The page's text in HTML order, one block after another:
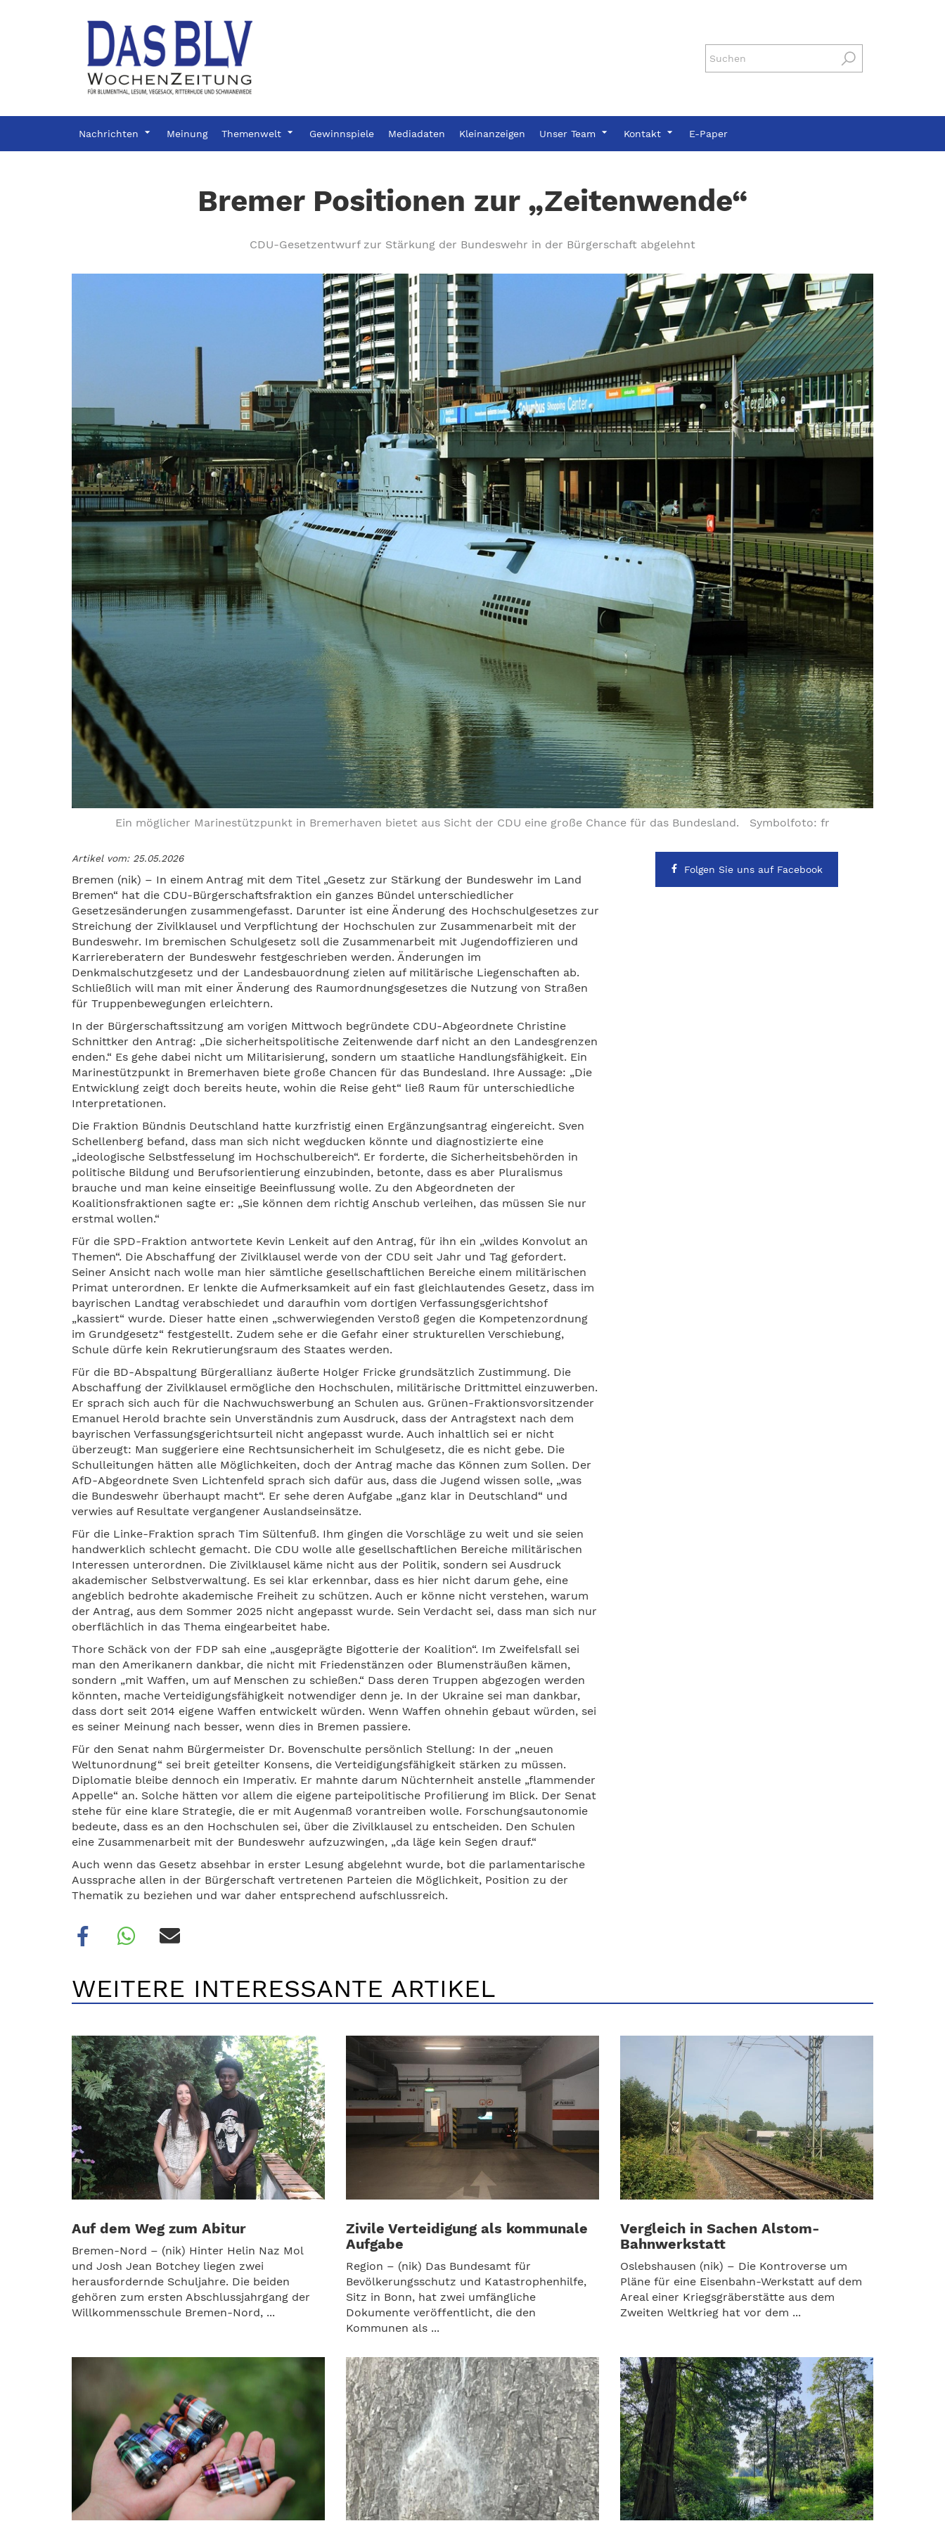
Nachrichten Meinung Themenwelt Gewinnspiele Mediadaten Kleinanzeigen Unser Team Kontakt E-Paper
Bremer Positionen zur „Zeitenwende“
CDU-Gesetzentwurf zur Stärkung der Bundeswehr in der Bürgerschaft abgelehnt
Ein möglicher Marinestützpunkt in Bremerhaven bietet aus Sicht der CDU eine große Chance für das Bundesland. Symbolfoto: fr
Artikel vom: 25.05.2026
Bremen (nik) – In einem Antrag mit dem Titel „Gesetz zur Stärkung der Bundeswehr im Land
Bremen“ hat die CDU-Bürgerschaftsfraktion ein ganzes Bündel unterschiedlicher
Gesetzesänderungen zusammengefasst. Darunter ist eine Änderung des Hochschulgesetzes zur
Streichung der Zivilklausel und Verpflichtung der Hochschulen zur Zusammenarbeit mit der
Bundeswehr. Im bremischen Schulgesetz soll die Zusammenarbeit mit Jugendoffizieren und
Karriereberatern der Bundeswehr festgeschrieben werden. Änderungen im
Denkmalschutzgesetz und der Landesbauordnung zielen auf militärische Liegenschaften ab.
Schließlich will man mit einer Änderung des Raumordnungsgesetzes die Nutzung von Straßen
für Truppenbewegungen erleichtern.
In der Bürgerschaftssitzung am vorigen Mittwoch begründete CDU-Abgeordnete Christine
Schnittker den Antrag: „Die sicherheitspolitische Zeitenwende darf nicht an den Landesgrenzen
enden.“ Es gehe dabei nicht um Militarisierung, sondern um staatliche Handlungsfähigkeit. Ein
Marinestützpunkt in Bremerhaven biete große Chancen für das Bundesland. Ihre Aussage: „Die
Entwicklung zeigt doch bereits heute, wohin die Reise geht“ ließ Raum für unterschiedliche
Interpretationen.
Die Fraktion Bündnis Deutschland hatte kurzfristig einen Ergänzungsantrag eingereicht. Sven
Schellenberg befand, dass man sich nicht wegducken könnte und diagnostizierte eine
„ideologische Selbstfesselung im Hochschulbereich“. Er forderte, die Sicherheitsbehörden in
politische Bildung und Berufsorientierung einzubinden, betonte, dass es aber Pluralismus
brauche und man keine einseitige Beeinflussung wolle. Zu den Abgeordneten der
Koalitionsfraktionen sagte er: „Sie können dem richtig Anschub verleihen, das müssen Sie nur
erstmal wollen.“
Für die SPD-Fraktion antwortete Kevin Lenkeit auf den Antrag, für ihn ein „wildes Konvolut an
Themen“. Die Abschaffung der Zivilklausel werde von der CDU seit Jahr und Tag gefordert.
Seiner Ansicht nach wolle man hier sämtliche gesellschaftlichen Bereiche einem militärischen
Primat unterordnen. Er lenkte die Aufmerksamkeit auf ein fast gleichlautendes Gesetz, dass im
bayrischen Landtag verabschiedet und daraufhin vom dortigen Verfassungsgerichtshof
„kassiert“ wurde. Dieser hatte einen „schwerwiegenden Verstoß gegen die Kompetenzordnung
im Grundgesetz“ festgestellt. Zudem sehe er die Gefahr einer strukturellen Verschiebung,
Schule dürfe kein Rekrutierungsraum des Staates werden.
Für die BD-Abspaltung Bürgerallianz äußerte Holger Fricke grundsätzlich Zustimmung. Die
Abschaffung der Zivilklausel ermögliche den Hochschulen, militärische Drittmittel einzuwerben.
Er sprach sich auch für die Nachwuchswerbung an Schulen aus. Grünen-Fraktionsvorsitzender
Emanuel Herold brachte sein Unverständnis zum Ausdruck, dass der Antragstext nach dem
bayrischen Verfassungsgerichtsurteil nicht angepasst wurde. Auch inhaltlich sei er nicht
überzeugt: Man suggeriere eine Rechtsunsicherheit im Schulgesetz, die es nicht gebe. Die
Schulleitungen hätten alle Möglichkeiten, doch der Antrag mache das Können zum Sollen. Der
AfD-Abgeordnete Sven Lichtenfeld sprach sich dafür aus, dass die Jugend wissen solle, „was
die Bundeswehr überhaupt macht“. Er sehe deren Aufgabe „ganz klar in Deutschland“ und
verwies auf Resultate vergangener Auslandseinsätze.
Für die Linke-Fraktion sprach Tim Sültenfuß. Ihm gingen die Vorschläge zu weit und sie seien
handwerklich schlecht gemacht. Die CDU wolle alle gesellschaftlichen Bereiche militärischen
Interessen unterordnen. Die Zivilklausel käme nicht aus der Politik, sondern sei Ausdruck
akademischer Selbstverwaltung. Es sei klar erkennbar, dass es hier nicht darum gehe, eine
angeblich bedrohte akademische Freiheit zu schützen. Auch er könne nicht verstehen, warum
der Antrag, aus dem Sommer 2025 nicht angepasst wurde. Sein Verdacht sei, dass man sich nur
oberflächlich in das Thema eingearbeitet habe.
Thore Schäck von der FDP sah eine „ausgeprägte Bigotterie der Koalition“. Im Zweifelsfall sei
man den Amerikanern dankbar, die nicht mit Friedenstänzen oder Blumensträußen kämen,
sondern „mit Waffen, um auf Menschen zu schießen.“ Dass deren Truppen abgezogen werden
könnten, mache Verteidigungsfähigkeit notwendiger denn je. In der Ukraine sei man dankbar,
dass dort seit 2014 eigene Waffen entwickelt würden. Wenn Waffen ohnehin gebaut würden, sei
es seiner Meinung nach besser, wenn dies in Bremen passiere.
Für den Senat nahm Bürgermeister Dr. Bovenschulte persönlich Stellung: In der „neuen
Weltunordnung“ sei breit geteilter Konsens, die Verteidigungsfähigkeit stärken zu müssen.
Diplomatie bleibe dennoch ein Imperativ. Er mahnte darum Nüchternheit anstelle „flammender
Appelle“ an. Solche hätten vor allem die eigene parteipolitische Profilierung im Blick. Der Senat
stehe für eine klare Strategie, die er mit Augenmaß vorantreiben wolle. Forschungsautonomie
bedeute, dass es an den Hochschulen sei, über die Zivilklausel zu entscheiden. Den Schulen
eine Zusammenarbeit mit der Bundeswehr aufzuzwingen, „da läge kein Segen drauf.“
Auch wenn das Gesetz absehbar in erster Lesung abgelehnt wurde, bot die parlamentarische
Aussprache allen in der Bürgerschaft vertretenen Parteien die Möglichkeit, Position zu der
Thematik zu beziehen und war daher entsprechend aufschlussreich.
Folgen Sie uns auf Facebook
WEITERE INTERESSANTE ARTIKEL
Auf dem Weg zum Abitur
Bremen-Nord – (nik) Hinter Helin Naz Mol
und Josh Jean Botchey liegen zwei
herausfordernde Schuljahre. Die beiden
gehören zum ersten Abschlussjahrgang der
Willkommensschule Bremen-Nord, ...
Zivile Verteidigung als kommunale
Aufgabe
Region – (nik) Das Bundesamt für
Bevölkerungsschutz und Katastrophenhilfe,
Sitz in Bonn, hat zwei umfängliche
Dokumente veröffentlicht, die den
Kommunen als ...
Vergleich in Sachen Alstom-
Bahnwerkstatt
Oslebshausen (nik) – Die Kontroverse um
Pläne für eine Eisenbahn-Werkstatt auf dem
Areal einer Kriegsgräberstätte aus dem
Zweiten Weltkrieg hat vor dem ...